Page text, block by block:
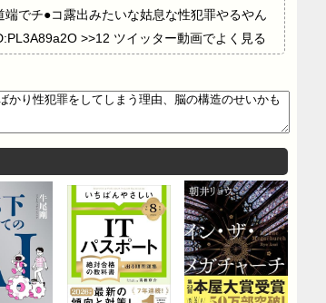
でチ●コ露出みたいな姑息な性犯罪やるやん
>>12 ツイッター動画でよく見る
はまたちゃうやんか てかそのツイートハラ